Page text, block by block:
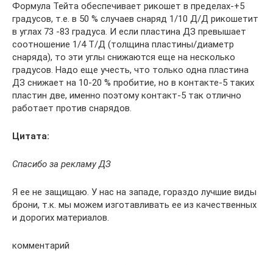
Формула Тейта обеспечивает рикошет в пределах-+5
градусов, т.е. в 50 % случаев снаряд 1/10 Д/Д рикошетит
в углах 73 -83 градуса. И если пластина ДЗ превышает
соотношение 1/4 Т/Д (толщина пластины/диаметр
снаряда), то эти углы снижаются еще на несколько
градусов. Надо еще учесть, что только одна пластина
ДЗ снижает на 10-20 % пробитие, но в контакте-5 таких
пластин две, именно поэтому контакт-5 так отлично
работает против снарядов.
Цитата:
Спасибо за рекламу ДЗ
Я ее не защищаю. У нас на западе, гораздо лучшие виды
брони, т.к. мы можем изготавливать ее из качественных
и дорогих материалов.
комментарий